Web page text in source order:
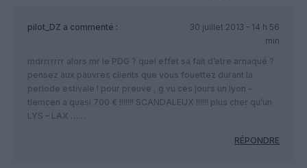
pilot_DZ a commenté :
30 juillet 2013 - 14 h 56
min
mdrrrrrrr alors mr le PDG ? quel effet sa fait d’etre arnaqué ?
pensez aux pauvres clients que vous fouettez durant la
periode estivale ! pour preuve , g vu ces jours un lyon –
tlemcen a quasi 700 € !!!!!!! SCANDALEUX !!!!!! plus cher qu’un
LYS – LAX ……
RÉPONDRE